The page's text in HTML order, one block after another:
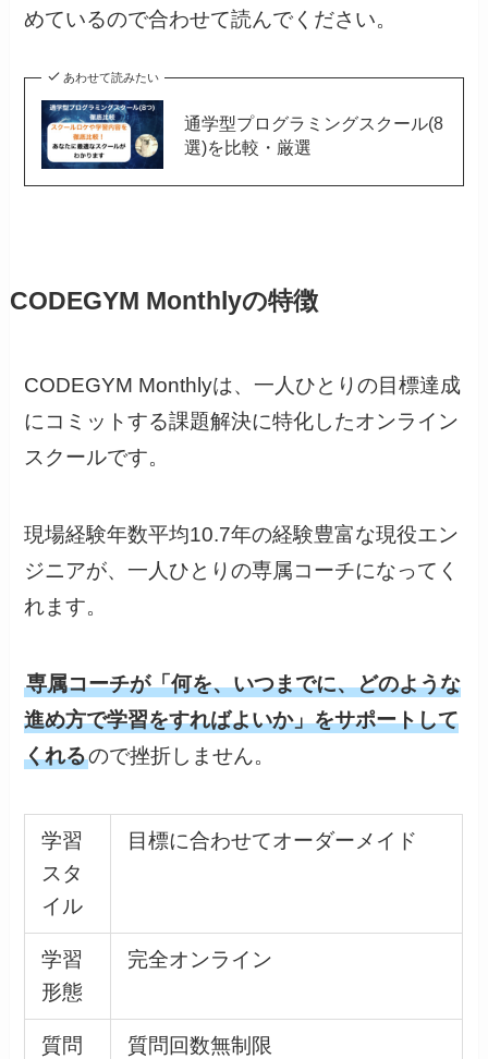
めているので合わせて読んでください。
あわせて読みたい
通学型プログラミングスクール(8
選)を比較・厳選
CODEGYM Monthlyの特徴
CODEGYM Monthlyは、一人ひとりの目標達成
にコミットする課題解決に特化したオンライン
スクールです。
現場経験年数平均10.7年の経験豊富な現役エン
ジニアが、一人ひとりの専属コーチになってく
れます。
専属コーチが「何を、いつまでに、どのような
進め方で学習をすればよいか」をサポートして
くれるので挫折しません。
学習
スタ
イル
目標に合わせてオーダーメイド
学習
形態
完全オンライン
質問
質問回数無制限